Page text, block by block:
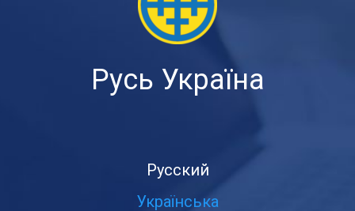
Русь Україна
Русский
Українська